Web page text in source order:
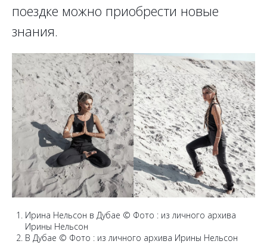
поездке можно приобрести новые
знания.
Ирина Нельсон в Дубаe © Фото : из личного архива
Ирины Нельсон
В Дубаe © Фото : из личного архива Ирины Нельсон